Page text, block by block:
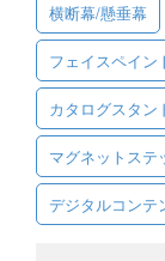
ご利用
お見積り・
横断幕/懸垂幕
フェイスペイン
カタログスタン
マグネットステ
デジタルコンテ